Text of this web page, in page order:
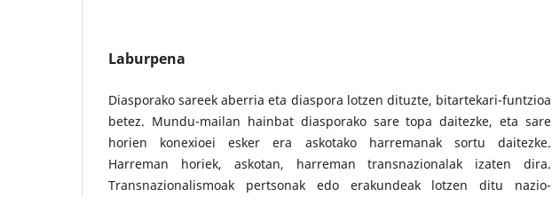
Laburpena
Diasporako sareek aberria eta diaspora lotzen dituzte, bitartekari-funtzioa
betez. Mundu-mailan hainbat diasporako sare topa daitezke, eta sare
horien konexioei esker era askotako harremanak sortu daitezke.
Harreman horiek, askotan, harreman transnazionalak izaten dira.
Transnazionalismoak pertsonak edo erakundeak lotzen ditu nazio-